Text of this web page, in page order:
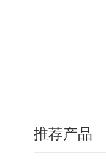
推荐产品